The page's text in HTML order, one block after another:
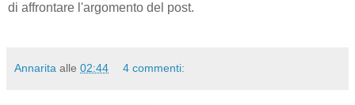
di affrontare l'argomento del post.
Annarita alle 02:44 4 commenti: